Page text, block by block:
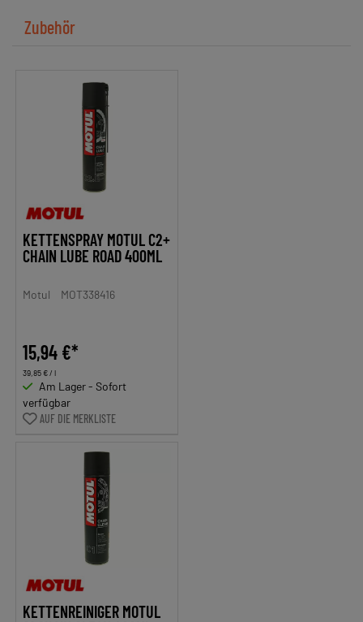
Zubehör
KETTENSPRAY MOTUL C2+
CHAIN LUBE ROAD 400ML
Motul MOT338416
15,94 €*
39,85 € / l
Am Lager - Sofort
verfügbar
AUF DIE MERKLISTE
KETTENREINIGER MOTUL